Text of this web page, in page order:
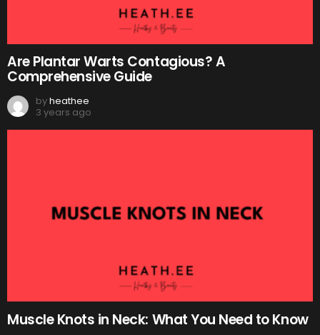
Are Plantar Warts Contagious? A
Comprehensive Guide
byheathee
3 years ago
Muscle Knots in Neck: What You Need to Know